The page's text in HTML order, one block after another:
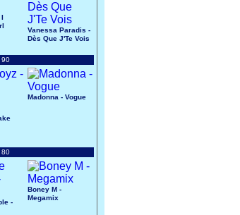
I
Vanessa Paradis -
Dès Que J'Te Vois
90
Madonna - Vogue
80
-
Boney M -
Megamix